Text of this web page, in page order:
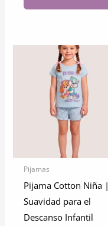
múltiples
variantes.
opciones
elegir
en
la
página
Pijamas
Pijama Cotton Niña |
Suavidad para el
Descanso Infantil